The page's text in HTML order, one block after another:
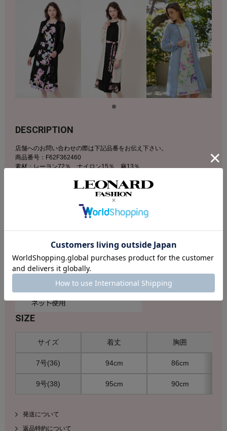
DESCRIPTION
店舗へのお問い合わせの際は下記品番をお伝え下さい。
商品番号：F62F362460
素材：レーヨン72％、ナイロン15％、麻13％
リネン混素材で仕立てたナチュラルで涼し気な雰囲気が魅力のロング丈
ニットカーディガン。刺繍テープをポイントラインに配置し、ワントー
ンで品良く仕上げた上質感のあるお作りです。フロントボタンにはきら
りと煌めくビジューアクセントをプラス。レース風の裾デザインや、袖
SIZE
サイズ 着丈 胸囲
7号(36) 94cm 86cm
9号(38) 95cm 90cm
発送について
返品特約について